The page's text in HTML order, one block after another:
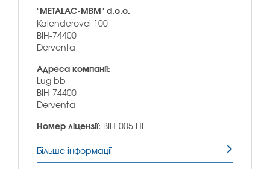
"METALAC-MBM" d.o.o.
Kalenderovci 100
BIH-74400
Derventa
Адреса компанії:
Lug bb
BIH-74400
Derventa
Номер ліцензії: BIH-005 HE
Більше інформації